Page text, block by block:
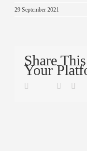
29 September 2021
Share
Your
Facebook
TwitterLinkedin